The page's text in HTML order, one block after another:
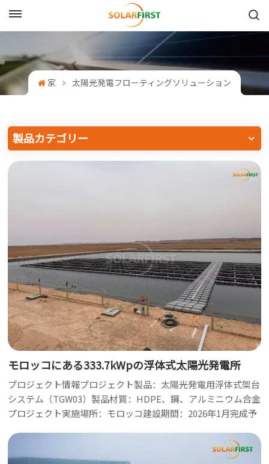
English
Français
中文
日本語
한국어
بالعربية
家 太陽光発電フローティングソリューション
製品カテゴリー
モロッコにある333.7kWpの浮体式太陽光発電所
プロジェクト情報プロジェクト製品：太陽光発電用浮体式架台
システム（TGW03）製品材質：HDPE、鋼、アルミニウム合金
プロジェクト実施場所：モロッコ建設期間：2026年1月完成予